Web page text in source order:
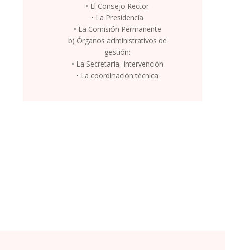
• El Consejo Rector
• La Presidencia
• La Comisión Permanente
b) Órganos administrativos de
gestión:
• La Secretaria- intervención
• La coordinación técnica